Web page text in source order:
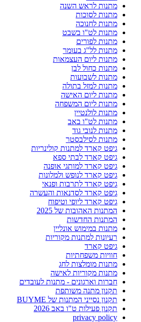
מתנות לראש השנה
מתנות לסוכות
מתנות לחנוכה
מתנות לט"ו בשבט
מתנות לפורים
מתנות לל"ג בעומר
מתנות ליום העצמאות
מתנות כחול לבן
מתנות לשבועות
מתנות למזל בתולה
מתנות ליום האישה
מתנות ליום המשפחה
מתנות לולנטיין
מתנות לט"ו באב
מתנות לנובי גוד
מתנות לסילבסטר
גיפט קארד למתנות קולינריות
גיפט קארד לבתי ספא
גיפט קארד למותגי אופנה
גיפט קארד לנופש ולמלונות
גיפט קארד לתרבות ופנאי
גיפט קארד לסדנאות והעשרה
גיפט קארד ליופי וטיפוח
המתנות האהובות של 2025
המתנות החדשות
מתנות במימוש אונליין
רעיונות למתנות מקוריות
גיפט קארד
חוויות משפחתיות
מתנות מומלצות לחג
מתנות מקוריות לאישה
חברות וארגונים - מתנות לעובדים
תקנון מתנה משותפת
תקנון נסייני המתנות של BUYME
תקנון פעילות ט"ו באב 2026
privacy policy